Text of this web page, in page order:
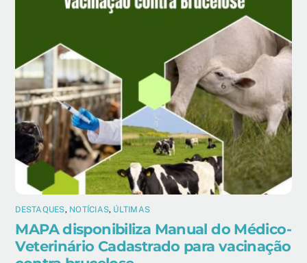
DESTAQUES, NOTÍCIAS, ÚLTIMAS
MAPA disponibiliza Manual do Médico-
Veterinário Cadastrado para vacinação